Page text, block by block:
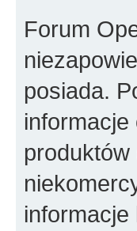
Forum
posiada.
informacje
informacje